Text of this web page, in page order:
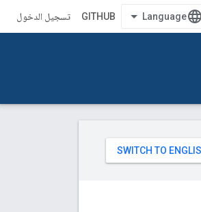
GITHUB تسجيل الدخول